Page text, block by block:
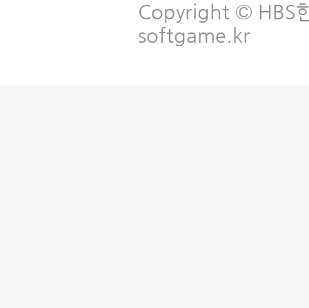
Copyright © HBS
softgame.kr